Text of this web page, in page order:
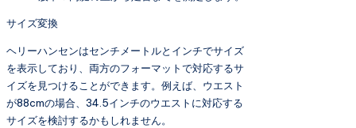
サイズ変換
ヘリーハンセンはセンチメートルとインチでサイズ
を表示しており、両方のフォーマットで対応するサ
イズを見つけることができます。例えば、ウエスト
が88cmの場合、34.5インチのウエストに対応する
サイズを検討するかもしれません。